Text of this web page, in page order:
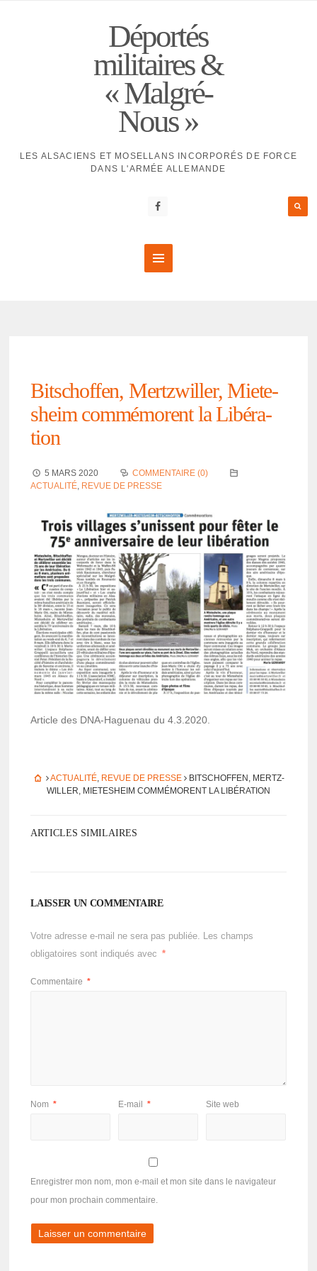
Déportés
militaires &
« Malgré-
Nous »
LES ALSACIENS ET MOSELLANS INCORPORÉS DE FORCE
DANS L'ARMÉE ALLEMANDE
Bitschof­fen, Mertz­willer, Miete­
sheim commé­morent la Libé­ra­
tion
5 MARS 2020
COMMENTAIRE (0)
ACTUALITÉ, REVUE DE PRESSE
Article des DNA-Hague­nau du 4.3.2020.
ACTUALITÉ, REVUE DE PRESSE
BITSCHOF­FEN, MERTZ­
WILLER, MIETE­SHEIM COMMÉ­MORENT LA LIBÉ­RA­TION
ARTICLES SIMILAIRES
LAISSER UN COMMENTAIRE
Votre adresse e-mail ne sera pas publiée. Les champs
obligatoires sont indiqués avec
*
Commentaire *
Nom * E-mail * Site web
Enregistrer mon nom, mon e-mail et mon site dans le navigateur
pour mon prochain commentaire.